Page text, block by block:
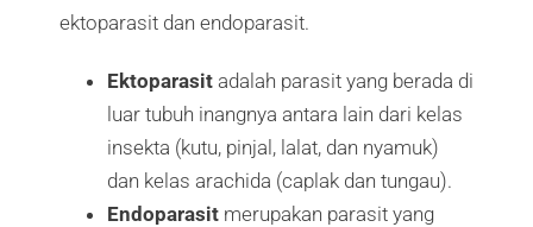
ektoparasit dan endoparasit.
Ektoparasit adalah parasit yang berada di
luar tubuh inangnya antara lain dari kelas
insekta (kutu, pinjal, lalat, dan nyamuk)
dan kelas arachida (caplak dan tungau).
Endoparasit merupakan parasit yang